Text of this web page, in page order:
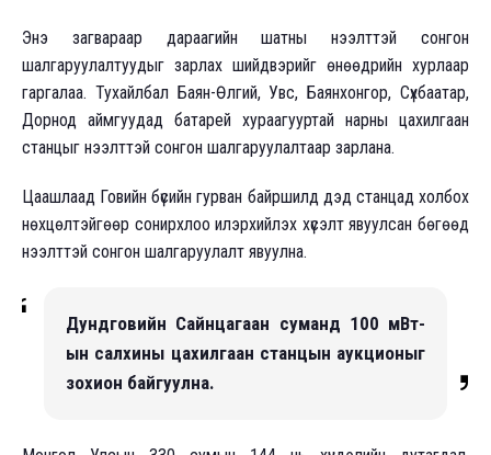
Энэ загвараар дараагийн шатны нээлттэй сонгон
шалгаруулалтуудыг зарлах шийдвэрийг өнөөдрийн хурлаар
гаргалаа. Тухайлбал Баян-Өлгий, Увс, Баянхонгор, Сүхбаатар,
Дорнод аймгуудад батарей хураагууртай нарны цахилгаан
станцыг нээлттэй сонгон шалгаруулалтаар зарлана.
Цаашлаад Говийн бүсийн гурван байршилд дэд станцад холбох
нөхцөлтэйгөөр сонирхлоо илэрхийлэх хүсэлт явуулсан бөгөөд
нээлттэй сонгон шалгаруулалт явуулна.
Дундговийн Сайнцагаан суманд 100 мВт-
ын салхины цахилгаан станцын аукционыг
зохион байгуулна.